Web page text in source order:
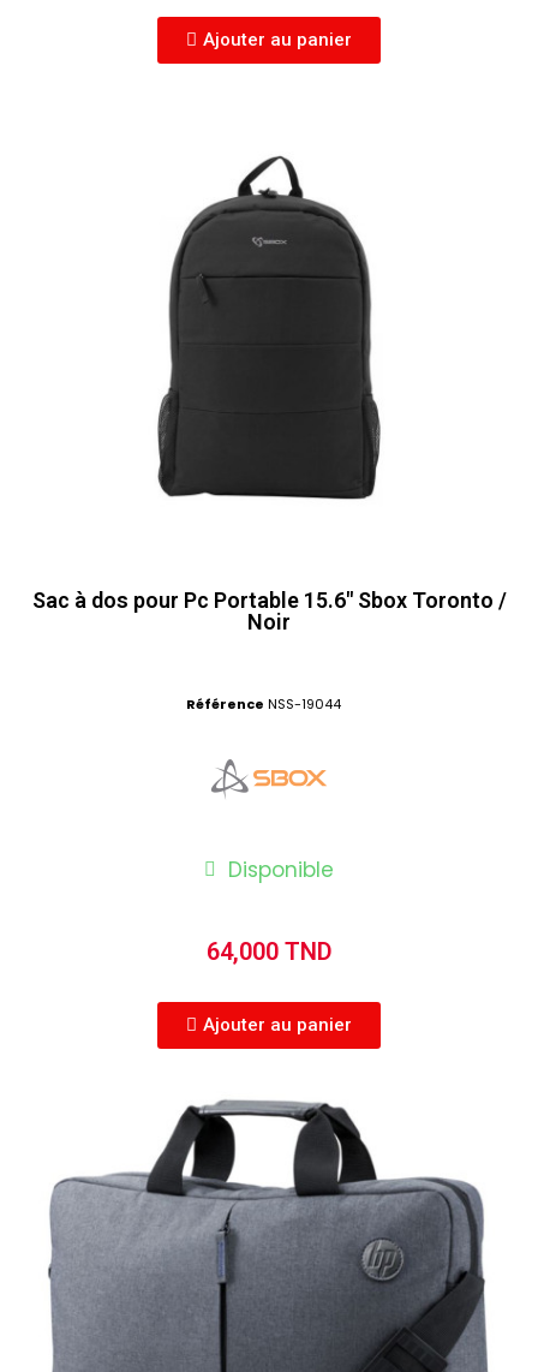
Ajouter au panier
Sac à dos pour Pc Portable 15.6" Sbox Toronto /
Noir
Référence NSS-19044
Disponible
64,000 TND
Ajouter au panier